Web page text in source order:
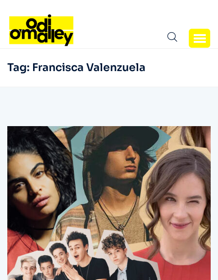
Tag: Francisca Valenzuela